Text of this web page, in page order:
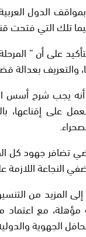
الدول
تلك التي
على أن ”
والتعريف بعدالة
يجب شرح أسس
على إقناعها،
تضافر جهود كل
النجاعة اللازمة
المزيد من
مع اعتماد
الجهوية